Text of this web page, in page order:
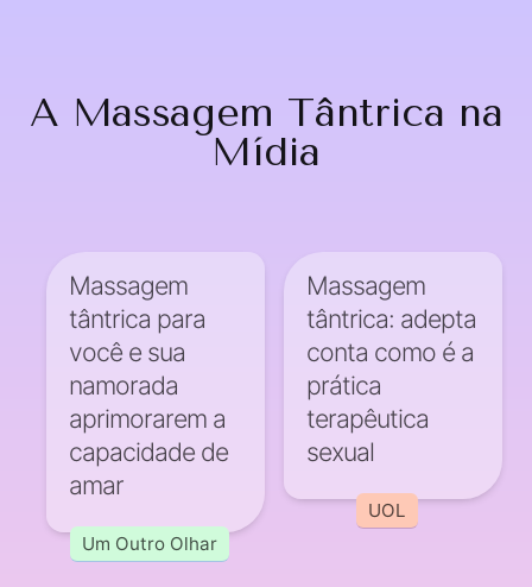
A Massagem Tântrica na
Mídia
Massagem
tântrica para
você e sua
namorada
aprimorarem a
capacidade de
amar
Um Outro Olhar
Massagem
tântrica: adepta
conta como é a
prática
terapêutica
sexual
UOL